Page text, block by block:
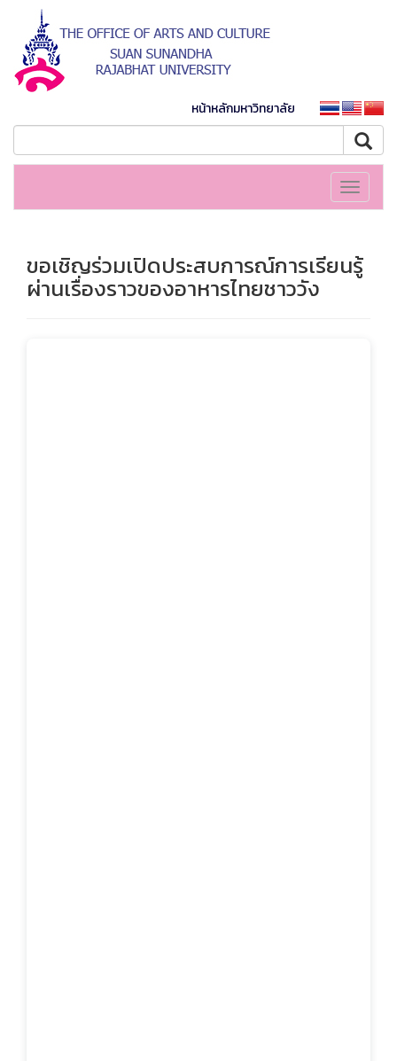
หน้าหลักมหาวิทยาลัย
Toggle
ขอเชิญร่วมเปิดประสบการณ์การเรียนรู้
ผ่านเรื่องราวของอาหารไทยชาววัง